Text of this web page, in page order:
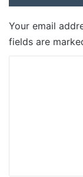
Your email
fields are